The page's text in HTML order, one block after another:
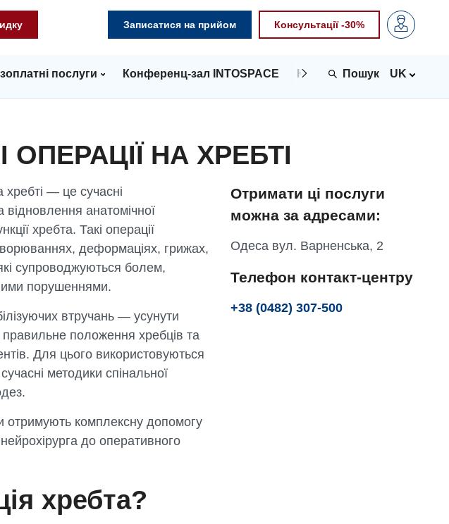
Записатися на прийом Консультації -30%
послуги Конференц-зал INTOSPACE Контакти UK
НА ХРЕБТІ
Отримати ці послуги
можна за адресами:
Одеса вул. Варненська, 2
Телефон контакт-центру
+38 (0482) 307-500
хребті — це сучасні
відновлення анатомічної
хребта. Такі операції
деформаціях, грижах,
супроводжуються болем,
порушеннями.
втручань — усунути
правильне положення хребців та
Для цього використовуються
методики спінальної
отримують комплексну допомогу
до оперативного
хребта?